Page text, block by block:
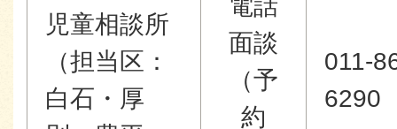
児童相談所
（担当区：
白石・厚
面談
（予
約
011-
6290